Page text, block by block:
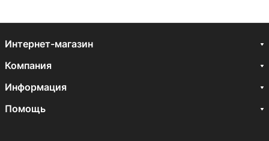
Интернет-магазин
Компания
Информация
Помощь